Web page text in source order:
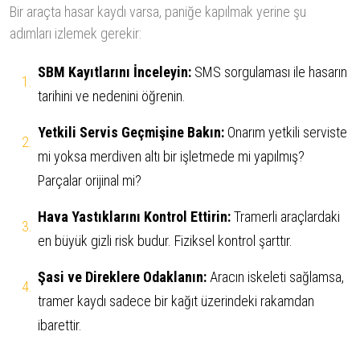
Bir araçta hasar kaydı varsa, paniğe kapılmak yerine şu
adımları izlemek gerekir:
SBM Kayıtlarını İnceleyin: SMS sorgulaması ile hasarın
tarihini ve nedenini öğrenin.
Yetkili Servis Geçmişine Bakın: Onarım yetkili serviste
mi yoksa merdiven altı bir işletmede mi yapılmış?
Parçalar orijinal mi?
Hava Yastıklarını Kontrol Ettirin:Tramerli araçlardaki
en büyük gizli risk budur. Fiziksel kontrol şarttır.
Şasi ve Direklere Odaklanın: Aracın iskeleti sağlamsa,
tramer kaydı sadece bir kağıt üzerindeki rakamdan
ibarettir.